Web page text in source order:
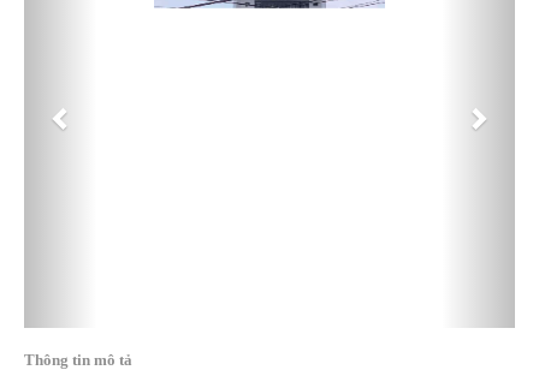
Thông tin mô tả